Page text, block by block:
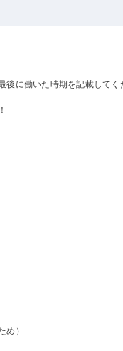
後に働いた時期を記載してく
め）